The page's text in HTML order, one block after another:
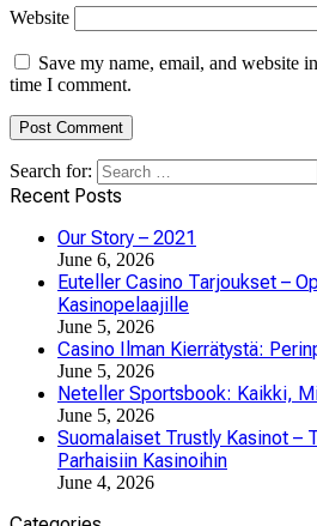
Website
Save my name, email, and website
time I comment.
Search for:
Recent Posts
Our Story – 2021
June 6, 2026
Euteller Casino Tarjoukset –
Kasinopelaajille
June 5, 2026
Casino Ilman Kierrätystä:
June 5, 2026
Neteller Sportsbook: Kaikki,
June 5, 2026
Suomalaiset Trustly Kasinot –
Parhaisiin Kasinoihin
June 4, 2026